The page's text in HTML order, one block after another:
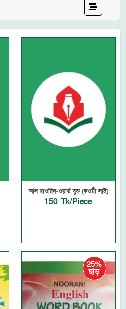
আল মাওরিদ-ওয়ার্ড বুক (কওমী লাই)
150 Tk/Piece
25%
ছাড়